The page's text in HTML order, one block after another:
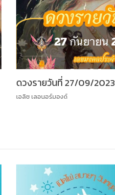
ดวงรายวันที่ 27/09/2023
เอลิซ เลอนอร์มองด์